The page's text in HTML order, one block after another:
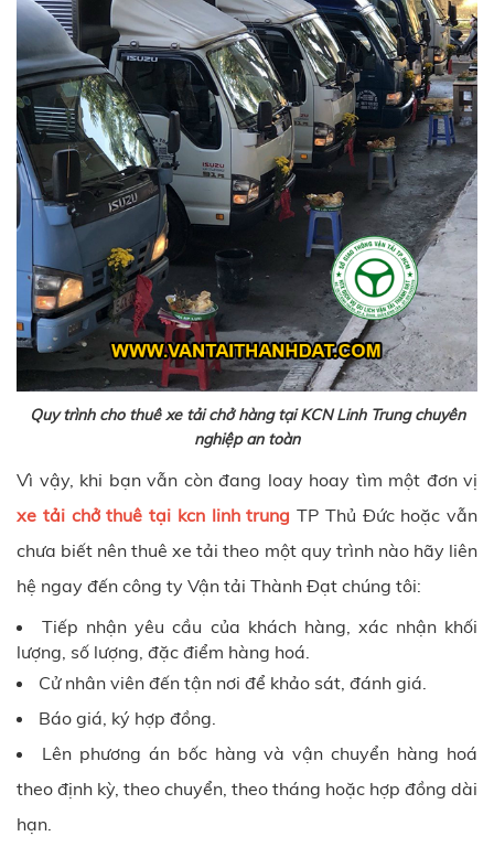
Quy trình cho thuê xe tải chở hàng tại KCN Linh Trung chuyên
nghiệp an toàn
Vì vậy, khi bạn vẫn còn đang loay hoay tìm một đơn vị
xe tải chở thuê tại kcn linh trung TP Thủ Đức hoặc vẫn
chưa biết nên thuê xe tải theo một quy trình nào hãy liên
hệ ngay đến công ty Vận tải Thành Đạt chúng tôi:
Tiếp nhận yêu cầu của khách hàng, xác nhận khối
lượng, số lượng, đặc điểm hàng hoá.
Cử nhân viên đến tận nơi để khảo sát, đánh giá.
Báo giá, ký hợp đồng.
Lên phương án bốc hàng và vận chuyển hàng hoá
theo định kỳ, theo chuyển, theo tháng hoặc hợp đồng dài
hạn.